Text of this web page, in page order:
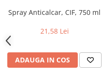
accesorii
Masini curatat pardoseli
Odorizant camera
Organizare si depozitare
Cutii depozitare
Luciu si balsam de buze
Produse dezinfectante
Alcool sanitar
Consumabile sanitare
Uniforme medicale de unica
Spray Anticalcar, CIF, 750 ml
21,58 Lei
ADAUGA IN COS